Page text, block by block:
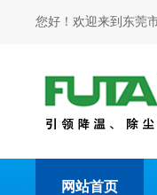
您好！欢迎来到东莞
网站首页